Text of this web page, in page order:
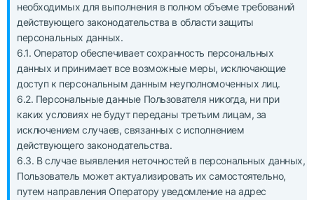
необходимых для выполнения в полном объеме требований
действующего законодательства в области защиты
персональных данных.
6.1. Оператор обеспечивает сохранность персональных
данных и принимает все возможные меры, исключающие
доступ к персональным данным неуполномоченных лиц.
6.2. Персональные данные Пользователя никогда, ни при
каких условиях не будут переданы третьим лицам, за
исключением случаев, связанных с исполнением
действующего законодательства.
6.3. В случае выявления неточностей в персональных данных,
Пользователь может актуализировать их самостоятельно,
путем направления Оператору уведомление на адрес